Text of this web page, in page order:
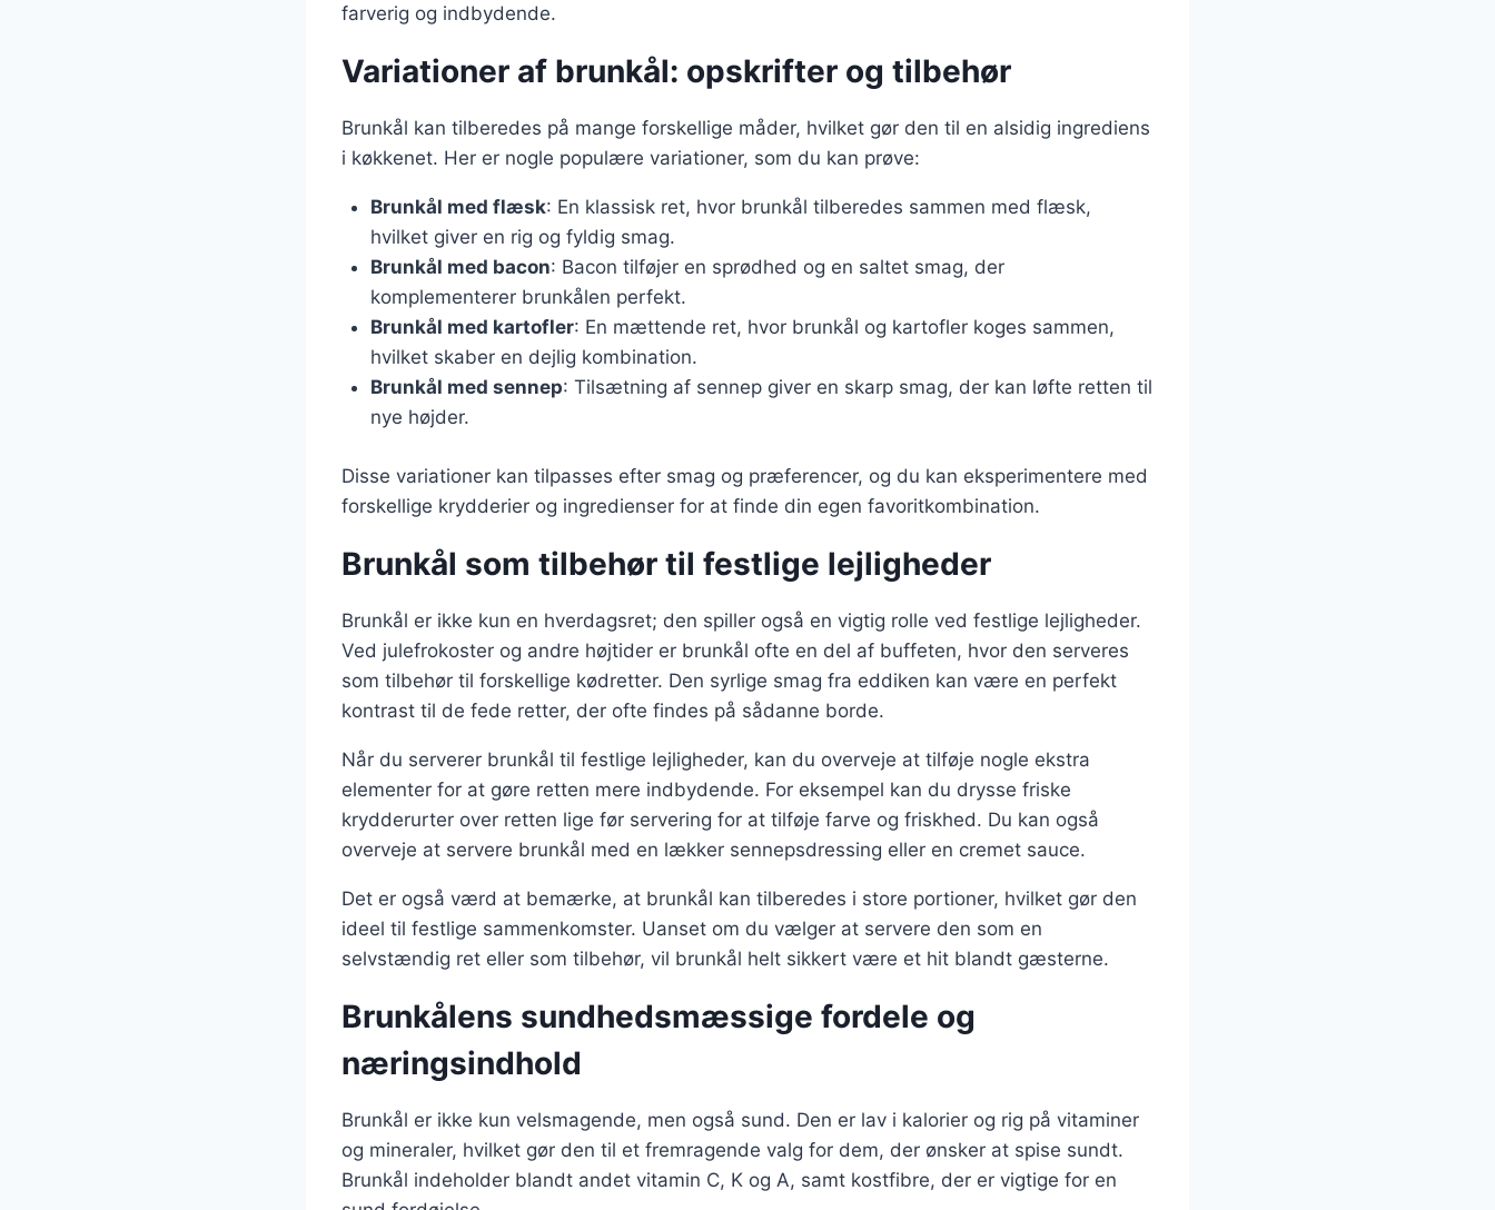
farverig og indbydende.
Variationer af brunkål: opskrifter og tilbehør
Brunkål kan tilberedes på mange forskellige måder, hvilket gør den til en alsidig ingrediens
i køkkenet. Her er nogle populære variationer, som du kan prøve:
Brunkål med flæsk: En klassisk ret, hvor brunkål tilberedes sammen med flæsk,
hvilket giver en rig og fyldig smag.
Brunkål med bacon: Bacon tilføjer en sprødhed og en saltet smag, der
komplementerer brunkålen perfekt.
Brunkål med kartofler: En mættende ret, hvor brunkål og kartofler koges sammen,
hvilket skaber en dejlig kombination.
Brunkål med sennep: Tilsætning af sennep giver en skarp smag, der kan løfte retten til
nye højder.
Disse variationer kan tilpasses efter smag og præferencer, og du kan eksperimentere med
forskellige krydderier og ingredienser for at finde din egen favoritkombination.
Brunkål som tilbehør til festlige lejligheder
Brunkål er ikke kun en hverdagsret; den spiller også en vigtig rolle ved festlige lejligheder.
Ved julefrokoster og andre højtider er brunkål ofte en del af buffeten, hvor den serveres
som tilbehør til forskellige kødretter. Den syrlige smag fra eddiken kan være en perfekt
kontrast til de fede retter, der ofte findes på sådanne borde.
Når du serverer brunkål til festlige lejligheder, kan du overveje at tilføje nogle ekstra
elementer for at gøre retten mere indbydende. For eksempel kan du drysse friske
krydderurter over retten lige før servering for at tilføje farve og friskhed. Du kan også
overveje at servere brunkål med en lækker sennepsdressing eller en cremet sauce.
Det er også værd at bemærke, at brunkål kan tilberedes i store portioner, hvilket gør den
ideel til festlige sammenkomster. Uanset om du vælger at servere den som en
selvstændig ret eller som tilbehør, vil brunkål helt sikkert være et hit blandt gæsterne.
Brunkålens sundhedsmæssige fordele og
næringsindhold
Brunkål er ikke kun velsmagende, men også sund. Den er lav i kalorier og rig på vitaminer
og mineraler, hvilket gør den til et fremragende valg for dem, der ønsker at spise sundt.
Brunkål indeholder blandt andet vitamin C, K og A, samt kostfibre, der er vigtige for en